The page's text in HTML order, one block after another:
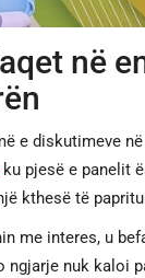
në
e diskutimeve
ku pjesë e panelit
kthesë të
me interes, u
ngjarje nuk kaloi